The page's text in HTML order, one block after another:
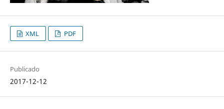
XML PDF
Publicado
2017-12-12